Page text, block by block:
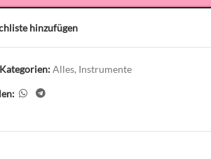
hinzufügen
Kategorien: Alles, Instrumente